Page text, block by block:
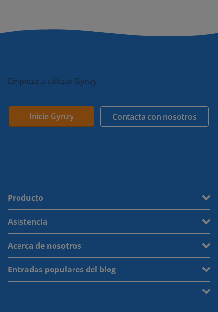
Empieza a utilizar Gynzy
Inicie Gynzy Contacta con nosotros
Producto
Asistencia
Acerca de nosotros
Entradas populares del blog